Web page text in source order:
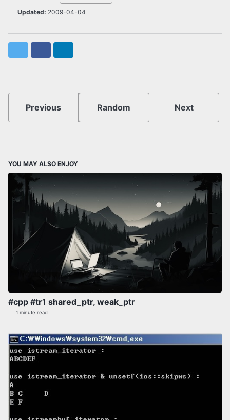
Updated: 2009-04-04
Previous Random Next
YOU MAY ALSO ENJOY
#cpp #tr1 shared_ptr, weak_ptr
1 minute read